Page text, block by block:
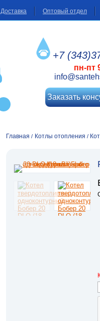
Доставка Оптовый отдел
+7 (343)
пн-пт
Заказать
Главная / Котлы отопления /